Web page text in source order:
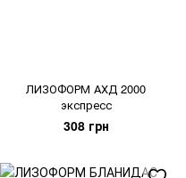
ЛИЗОФОРМ АХД 2000
экспресс
308 грн